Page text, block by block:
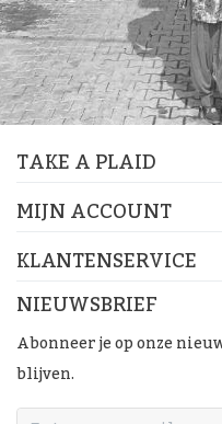
TAKE A PLAID
MIJN ACCOUNT
KLANTENSERVICE
NIEUWSBRIEF
Abonneer je op onze
blijven.